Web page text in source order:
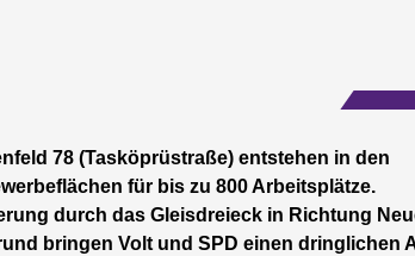
78 (Tasköprüstraße) entstehen in den
für bis zu 800 Arbeitsplätze.
durch das Gleisdreieck in Richtung
bringen Volt und SPD einen dringlichen